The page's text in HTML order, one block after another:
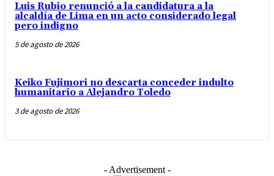
Luis Rubio renunció a la candidatura a la
alcaldía de Lima en un acto considerado legal
pero indigno
5 de agosto de 2026
Keiko Fujimori no descarta conceder indulto
humanitario a Alejandro Toledo
3 de agosto de 2026
- Advertisement -